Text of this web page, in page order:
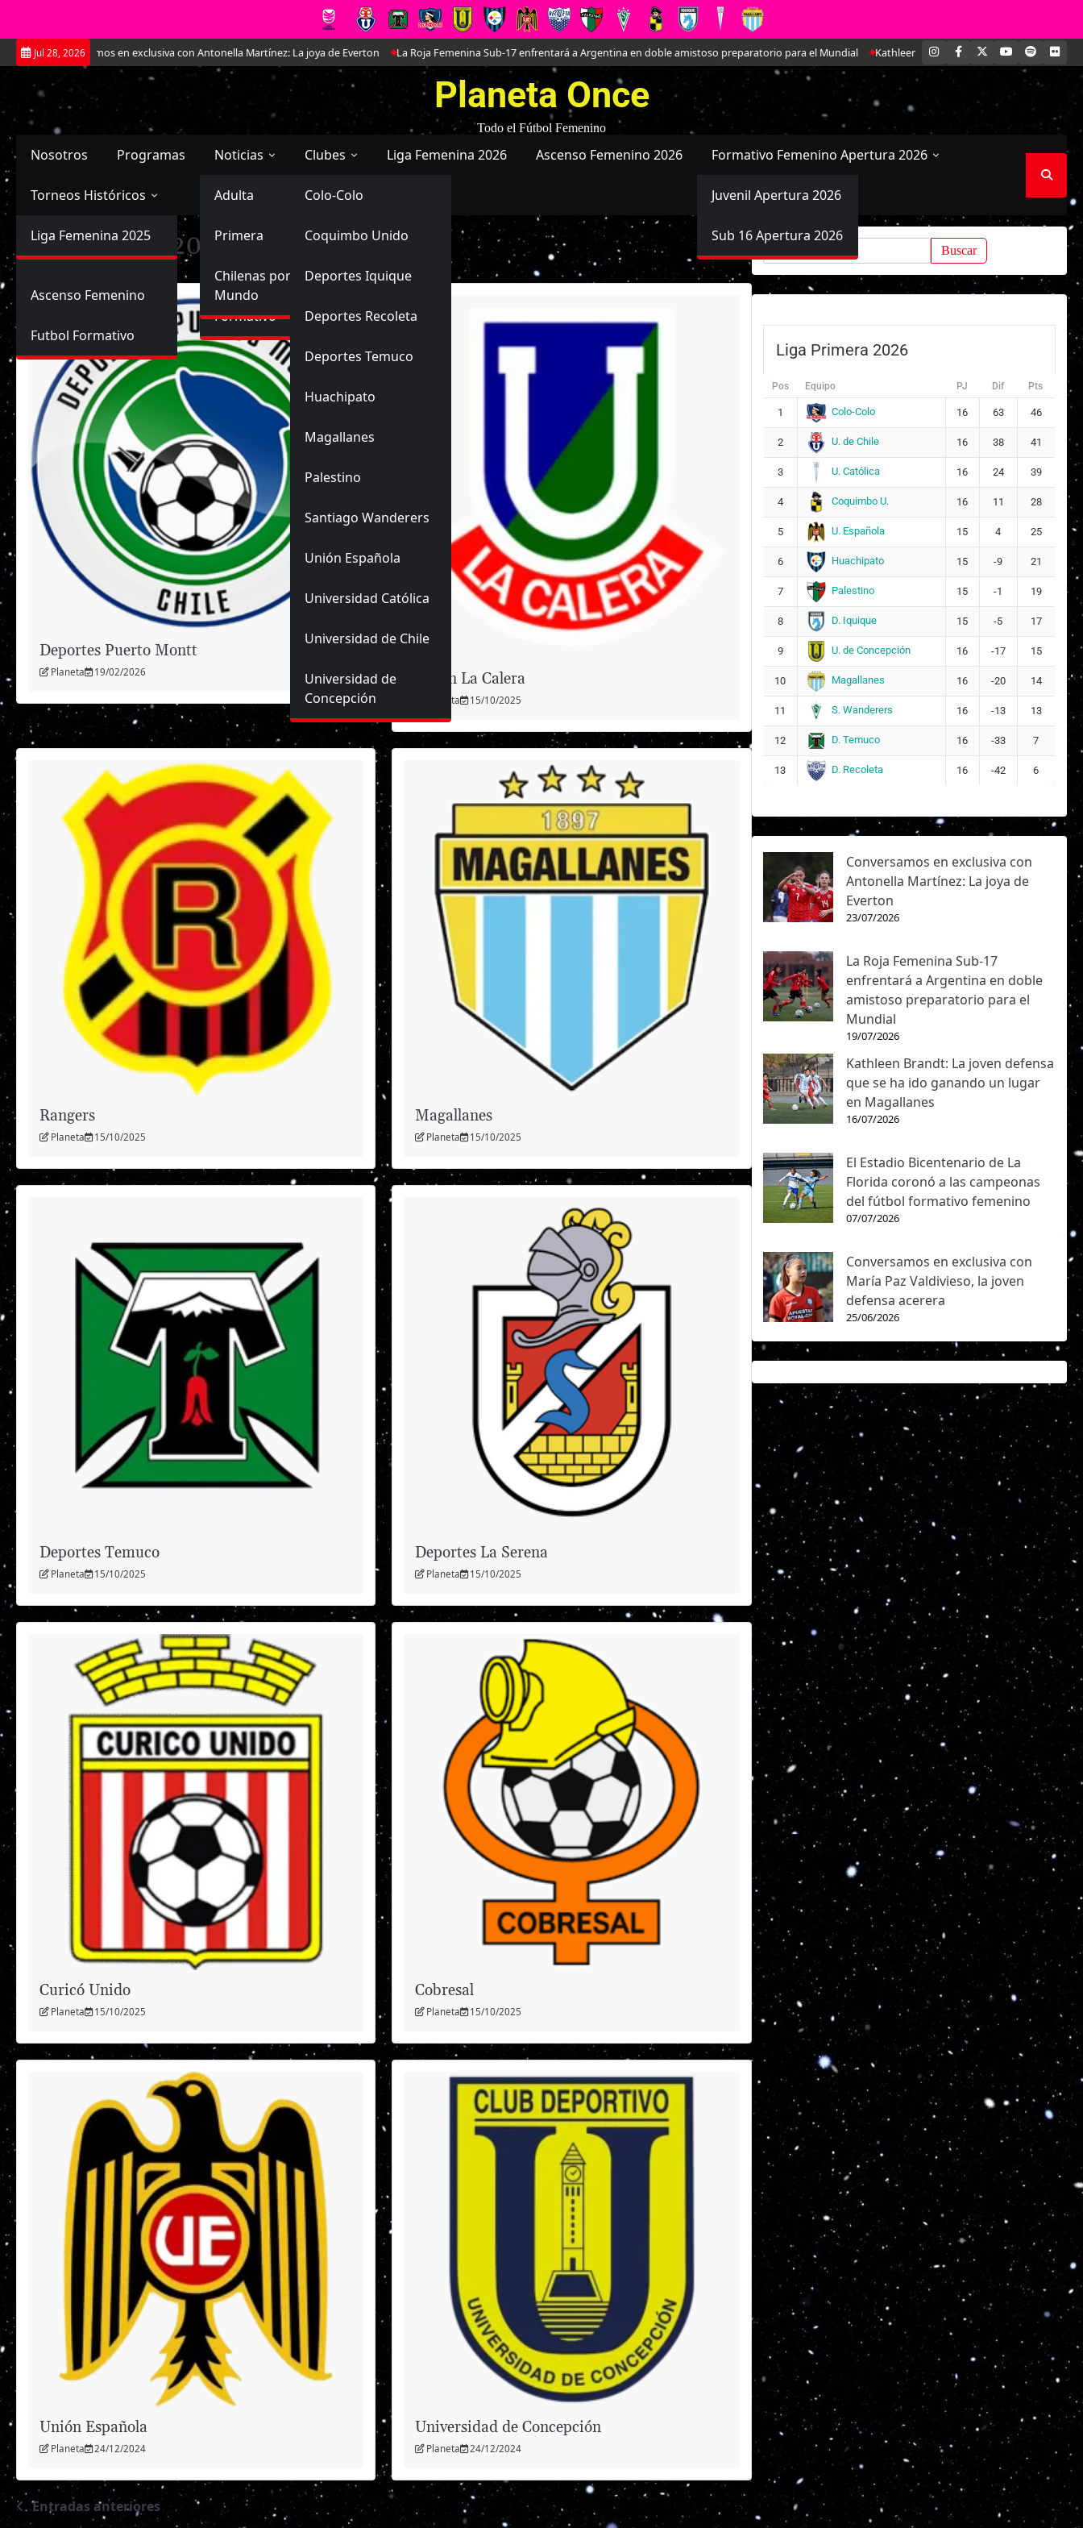
Saltar
al
contenido
Jul 28, 2026
en exclusiva con Antonella Martínez: La joya de Everton La Roja Femenina Sub-17 enfrentará a Argentina en doble amistoso preparatorio para el Mundial Kathleen Brandt: La joven defensa que se ha ido
INSTAGRAM
FACEBOOK YOUTUBE
SPOTIFY
Planeta Once
Todo el Fútbol Femenino
Nosotros Programas Noticias
Selección Chilena
Adulta
Sub-20
Sub-17
Futbol Nacional
Primera
Ascenso
Formativo
Futbol Internacional
Chilenas por el
Mundo
Clubes
Primera
Colo-Colo
Coquimbo Unido
Deportes Iquique
Deportes Recoleta
Deportes Temuco
Huachipato
Magallanes
Palestino
Santiago Wanderers
Unión Española
Universidad Católica
Universidad de Chile
Universidad de
Concepción
Ascenso
Liga Femenina 2026 Ascenso Femenino 2026 Formativo Femenino Apertura 2026
Juvenil Apertura 2026
Sub 16 Apertura 2026
Torneos Históricos
Primera División
Femenina
Liga Femenina 2025
Ascenso Femenino
Futbol Formativo
Temporada:2016-A
Deportes Puerto Montt
Planeta 19/02/2026 Unión La Calera
Planeta 15/10/2025
Rangers
Planeta 15/10/2025
Magallanes
Planeta 15/10/2025
Deportes Temuco
Planeta 15/10/2025
Deportes La Serena
Planeta 15/10/2025
Curicó Unido
Planeta 15/10/2025
Cobresal
Planeta 15/10/2025
Unión Española
Planeta 24/12/2024
Universidad de Concepción
Planeta 24/12/2024
Navegación
Entradas anteriores
Buscar:
Liga Primera 2026
Pos Equipo PJ Dif Pts
1 Colo-Colo 16 63 46
2 U. de Chile 16 38 41
3 U. Católica 16 24 39
4 Coquimbo U. 16 11 28
5 U. Española 15 4 25
6 Huachipato 15 -9 21
7 Palestino 15 -1 19
8 D. Iquique 15 -5 17
9 U. de Concepción 16 -17 15
10 Magallanes 16 -20 14
11 S. Wanderers 16 -13 13
12 D. Temuco 16 -33 7
13 D. Recoleta 16 -42 6
Conversamos en exclusiva con
Antonella Martínez: La joya de
Everton
23/07/2026
La Roja Femenina Sub-17
enfrentará a Argentina en doble
amistoso preparatorio para el
Mundial
19/07/2026
Kathleen Brandt: La joven defensa
que se ha ido ganando un lugar
en Magallanes
16/07/2026
El Estadio Bicentenario de La
Florida coronó a las campeonas
del fútbol formativo femenino
07/07/2026
Conversamos en exclusiva con
María Paz Valdivieso, la joven
defensa acerera
25/06/2026